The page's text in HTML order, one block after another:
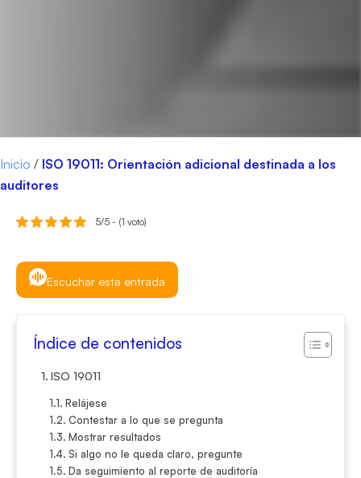
Inicio / ISO 19011: Orientación adicional destinada a los
auditores
5/5 - (1 voto)
Escuchar esta entrada
Índice de contenidos
ISO 19011
Relájese
Contestar a lo que se pregunta
Mostrar resultados
Si algo no le queda claro, pregunte
Da seguimiento al reporte de auditoría